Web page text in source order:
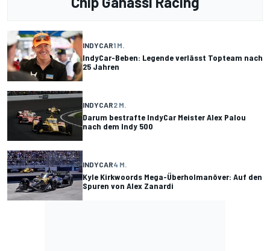
INDYCAR1 M.
IndyCar-Beben: Legende verlässt Topteam nach
25 Jahren
INDYCAR2 M.
Darum bestrafte IndyCar Meister Alex Palou
nach dem Indy 500
INDYCAR4 M.
Kyle Kirkwoords Mega-Überholmanöver: Auf den
Spuren von Alex Zanardi